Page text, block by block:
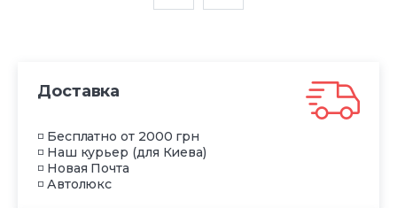
Доставка
◽ Бесплатно от 2000 грн
◽ Наш курьер (для Киева)
◽ Новая Почта
◽ Автолюкс